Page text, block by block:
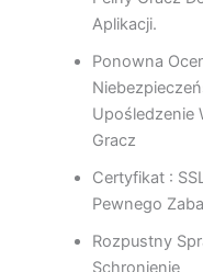
Aplikacji.
Ponowna
Upośledzenie
Gracz
Certyfikat :
Pewnego
Rozpustny
Schronienie